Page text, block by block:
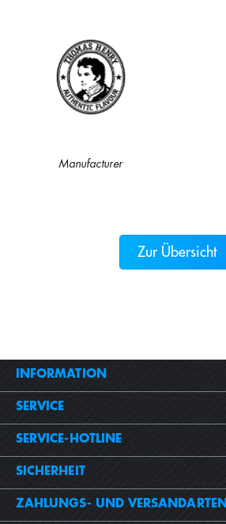
Manufacturer
Zur Übersicht
INFORMATION
SERVICE
SERVICE-HOTLINE
SICHERHEIT
ZAHLUNGS- UND VERSANDARTEN